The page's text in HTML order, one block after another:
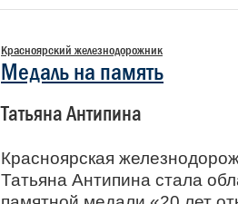
Красноярский железнодорожник
Медаль на память
Татьяна Антипина
Красноярская
Татьяна Антипина стала